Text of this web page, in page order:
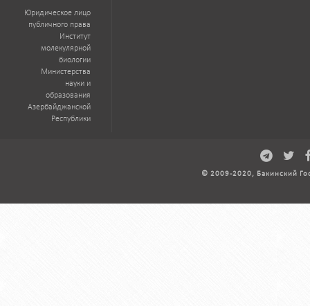
Юридическое лицо
публичного права
Институт
молекулярной
биологии
Министерства
науки и
образования
Азербайджанской
Республики
© 2009-2020, Бакинский